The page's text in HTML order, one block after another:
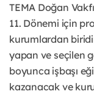
TEMA Doğan Vakfı
11. Dönemi için
kurumlardan
yapan ve seçilen
boyunca işbaşı
kazanacak ve